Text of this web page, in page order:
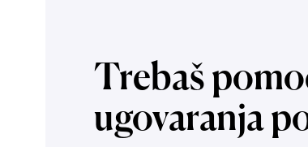
Trebaš
ugovaranja